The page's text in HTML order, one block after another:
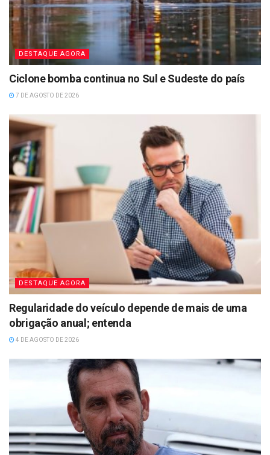
DESTAQUE AGORA
Ciclone bomba continua no Sul e Sudeste do país
7 DE AGOSTO DE 2026
DESTAQUE AGORA
Regularidade do veículo depende de mais de uma
obrigação anual; entenda
4 DE AGOSTO DE 2026